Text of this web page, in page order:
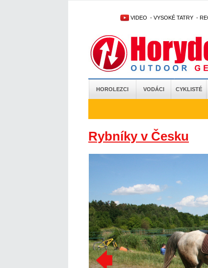
VIDEO - VYSOKÉ TATRY -
HOROLEZCI VODÁCI CYKLISTÉ
Rybníky v Česku